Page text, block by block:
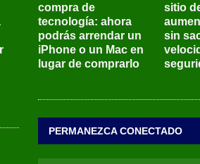
compra de
tecnología: ahora
podrás arrendar un
iPhone o un Mac en
lugar de comprarlo
sitio
sin
PERMANEZCA CONECTADO